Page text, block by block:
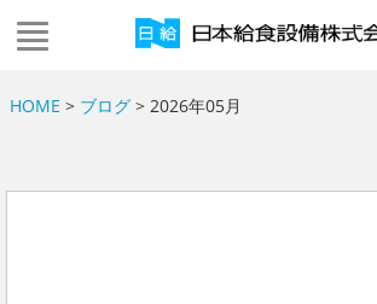
HOME > ブログ> 2026年05月